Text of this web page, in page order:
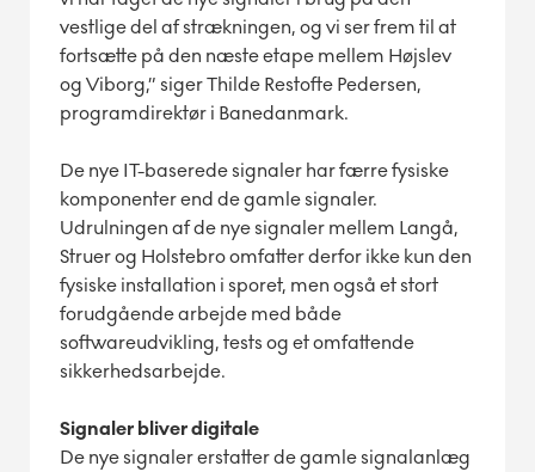
vestlige del af strækningen, og vi ser frem til at
fortsætte på den næste etape mellem Højslev
og Viborg,” siger Thilde Restofte Pedersen,
programdirektør i Banedanmark.
De nye IT-baserede signaler har færre fysiske
komponenter end de gamle signaler.
Udrulningen af de nye signaler mellem Langå,
Struer og Holstebro omfatter derfor ikke kun den
fysiske installation i sporet, men også et stort
forudgående arbejde med både
softwareudvikling, tests og et omfattende
sikkerhedsarbejde.
Signaler bliver digitale
De nye signaler erstatter de gamle signalanlæg